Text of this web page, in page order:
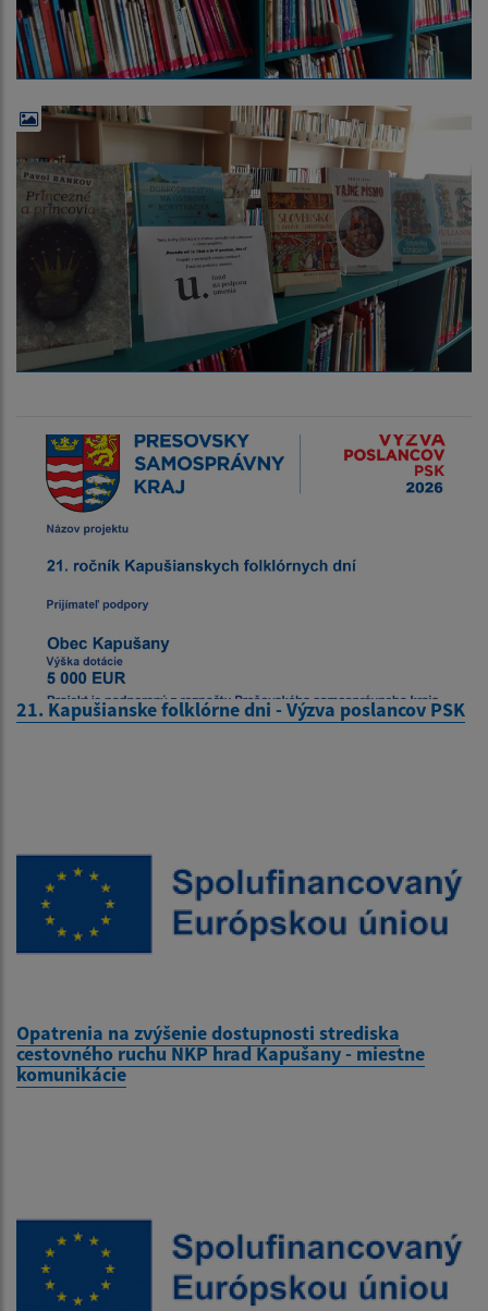
21. Kapušianske folklórne dni - Výzva poslancov PSK
Opatrenia na zvýšenie dostupnosti strediska
cestovného ruchu NKP hrad Kapušany - miestne
komunikácie